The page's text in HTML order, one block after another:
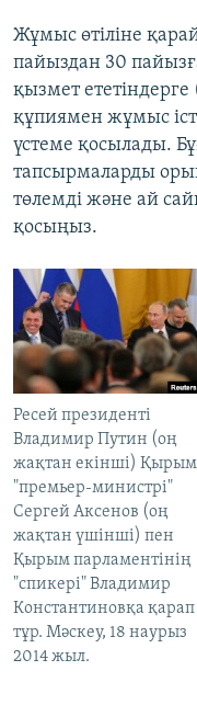
Жұмыс өтіліне
пайыздан 30
қызмет
құпиямен жұмыс
үстеме қосылады.
тапсырмаларды
төлемді және ай
қосыңыз.
Ресей президенті
Владимир Путин (оң
жақтан екінші) Қырым
"премьер-министрі"
Сергей Аксенов (оң
жақтан үшінші) пен
Қырым парламентінің
"спикері" Владимир
Константиновқа қарап
тұр. Мәскеу, 18 наурыз
2014 жыл.